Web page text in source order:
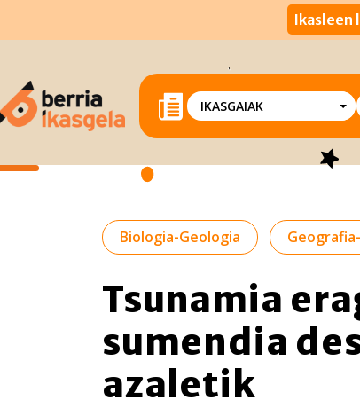
Ikasleen
IKASGAIAK
Biologia-Geologia
Tsunamia
sumendia
azaletik